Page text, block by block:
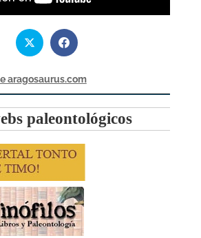
aragosaurus.com
paleontológicos